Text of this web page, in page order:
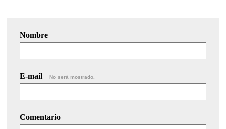
Nombre
E-mail No será mostrado.
Comentario